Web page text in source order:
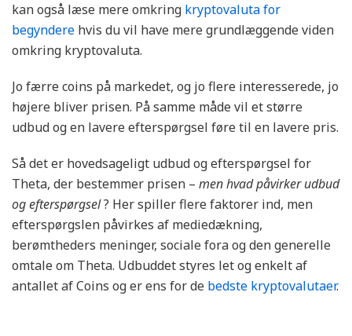
kan også læse mere omkring kryptovaluta for
begyndere hvis du vil have mere grundlæggende viden
omkring kryptovaluta.
Jo færre coins på markedet, og jo flere interesserede, jo
højere bliver prisen. På samme måde vil et større
udbud og en lavere efterspørgsel føre til en lavere pris.
Så det er hovedsageligt udbud og efterspørgsel for
Theta, der bestemmer prisen – men hvad påvirker udbud
og efterspørgsel? Her spiller flere faktorer ind, men
efterspørgslen påvirkes af mediedækning,
berømtheders meninger, sociale fora og den generelle
omtale om Theta. Udbuddet styres let og enkelt af
antallet af Coins og er ens for de bedste kryptovalutaer.